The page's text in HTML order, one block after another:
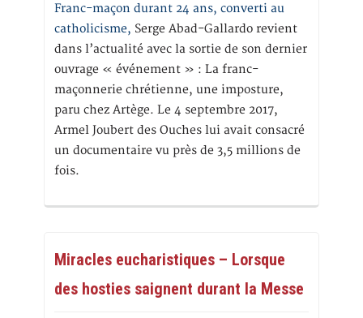
Franc-maçon durant 24 ans, converti au
catholicisme, Serge Abad-Gallardo revient
dans l’actualité avec la sortie de son dernier
ouvrage « événement » : La franc-
maçonnerie chrétienne, une imposture,
paru chez Artège. Le 4 septembre 2017,
Armel Joubert des Ouches lui avait consacré
un documentaire vu près de 3,5 millions de
fois.
Miracles eucharistiques – Lorsque
des hosties saignent durant la Messe